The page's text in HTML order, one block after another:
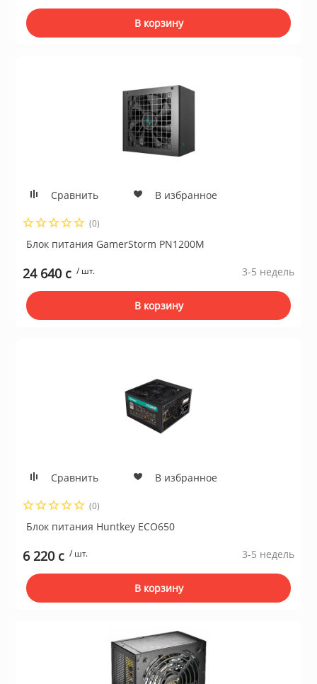
В корзину
Сравнить В избранное
(0)
Блок питания GamerStorm PN1200M
24 640 c / шт. 3-5 недель
В корзину
Сравнить В избранное
(0)
Блок питания Huntkey ECO650
6 220 c / шт. 3-5 недель
В корзину